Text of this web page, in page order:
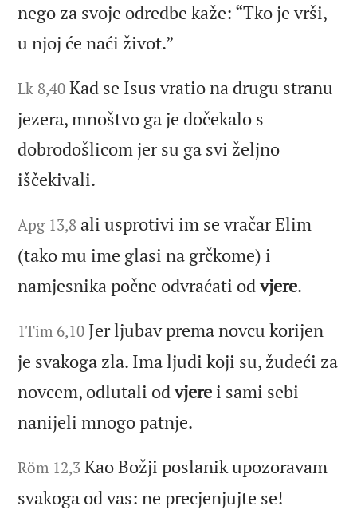
nego za svoje odredbe kaže: “Tko je vrši,
u njoj će naći život.”
Lk 8,40 Kad se Isus vratio na drugu stranu
jezera, mnoštvo ga je dočekalo s
dobrodošlicom jer su ga svi željno
iščekivali.
Apg 13,8 ali usprotivi im se vračar Elim
(tako mu ime glasi na grčkome) i
namjesnika počne odvraćati odvjere.
1Tim 6,10 Jer ljubav prema novcu korijen
je svakoga zla. Ima ljudi koji su, žudeći za
novcem, odlutali odvjere i sami sebi
nanijeli mnogo patnje.
Röm 12,3 Kao Božji poslanik upozoravam
svakoga od vas: ne precjenjujte se!